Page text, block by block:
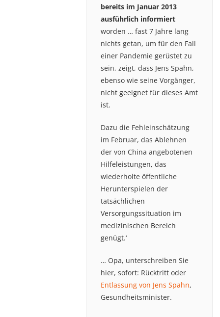
bereits im Januar 2013
ausführlich informiert
worden … fast 7 Jahre lang
nichts getan, um für den Fall
einer Pandemie gerüstet zu
sein, zeigt, dass Jens Spahn,
ebenso wie seine Vorgänger,
nicht geeignet für dieses Amt
ist.
Dazu die Fehleinschätzung
im Februar, das Ablehnen
der von China angebotenen
Hilfeleistungen, das
wiederholte öffentliche
Herunterspielen der
tatsächlichen
Versorgungssituation im
medizinischen Bereich
genügt.‘
… Opa, unterschreiben Sie
hier, sofort: Rücktritt oder
Entlassung von Jens Spahn,
Gesundheitsminister.